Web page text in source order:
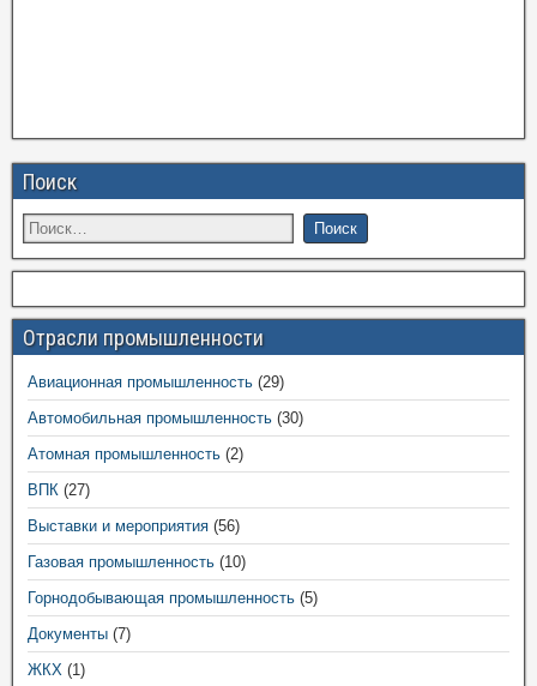
Поиск
Отрасли промышленности
Авиационная промышленность (29)
Автомобильная промышленность (30)
Атомная промышленность (2)
ВПК (27)
Выставки и мероприятия (56)
Газовая промышленность (10)
Горнодобывающая промышленность (5)
Документы (7)
ЖКХ (1)